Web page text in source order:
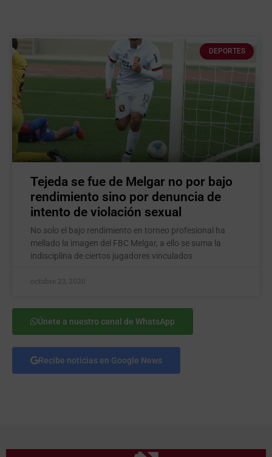
DEPORTES
Tejeda se fue de Melgar no por bajo
rendimiento sino por denuncia de
intento de violación sexual
No solo el bajo rendimiento en torneo profesional ha
mellado la imagen del FBC Melgar, a ello se suma la
indisciplina de ciertos jugadores vinculados
octubre 23, 2020
Únete a nuestro canal de WhatsApp
Recibe noticias en Google News